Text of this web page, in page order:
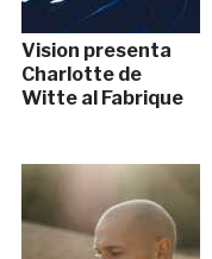
Vision presenta
Charlotte de
Witte al Fabrique